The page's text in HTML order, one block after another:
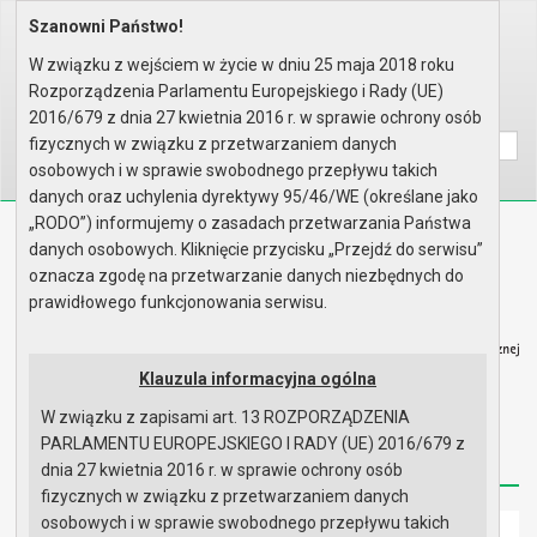
Home Organy Rada Miejska
Protokół z obrad
Wyszukaj na stronie:
AAA
Biuletyn Informacji Publicznej
Urząd Miasta i Gminy w Gryfinie
Strona główna Mapa serwisu Aktualności
Redakcja Instrukcja korzystania Dostępność
Strona główna
Szanowni Państwo!
W związku z wejściem w życie w dniu 25 maja 2018 roku
Rozporządzenia Parlamentu Europejskiego i Rady (UE)
2016/679 z dnia 27 kwietnia 2016 r. w sprawie ochrony osób
fizycznych w związku z przetwarzaniem danych
osobowych i w sprawie swobodnego przepływu takich
danych oraz uchylenia dyrektywy 95/46/WE (określane jako
„RODO”) informujemy o zasadach przetwarzania Państwa
danych osobowych. Kliknięcie przycisku „Przejdź do serwisu”
oznacza zgodę na przetwarzanie danych niezbędnych do
prawidłowego funkcjonowania serwisu.
Klauzula informacyjna ogólna
W związku z zapisami art. 13 ROZPORZĄDZENIA
PARLAMENTU EUROPEJSKIEGO I RADY (UE) 2016/679 z
dnia 27 kwietnia 2016 r. w sprawie ochrony osób
fizycznych w związku z przetwarzaniem danych
osobowych i w sprawie swobodnego przepływu takich